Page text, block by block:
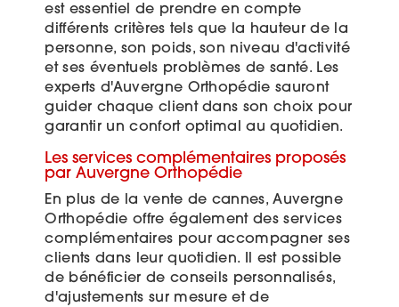
est essentiel de prendre en compte
différents critères tels que la hauteur de la
personne, son poids, son niveau d'activité
et ses éventuels problèmes de santé. Les
experts d'Auvergne Orthopédie sauront
guider chaque client dans son choix pour
garantir un confort optimal au quotidien.
Les services complémentaires proposés
par Auvergne Orthopédie
En plus de la vente de cannes, Auvergne
Orthopédie offre également des services
complémentaires pour accompagner ses
clients dans leur quotidien. Il est possible
de bénéficier de conseils personnalisés,
d'ajustements sur mesure et de